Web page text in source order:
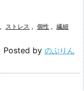
, ストレス , 個性 , 繊細
Posted by のぶりん